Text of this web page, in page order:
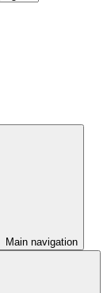
Main navigation